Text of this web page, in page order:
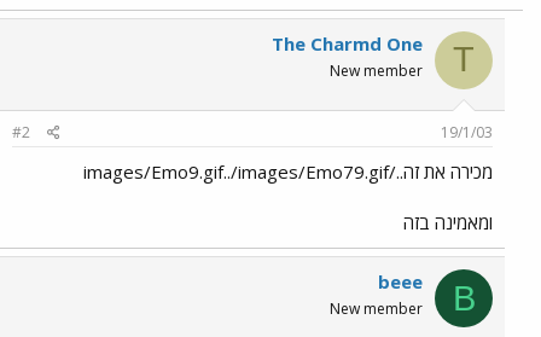
T
The Charmd One
New member
19/1/03
#2
מכירה את זה../images/Emo9.gif../images/Emo79.gif
ומאמינה בזה
B
beee
New member